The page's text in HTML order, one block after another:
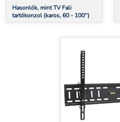
Hasonlók, mint TV Fali
tartókonzol (karos, 60 - 100'')